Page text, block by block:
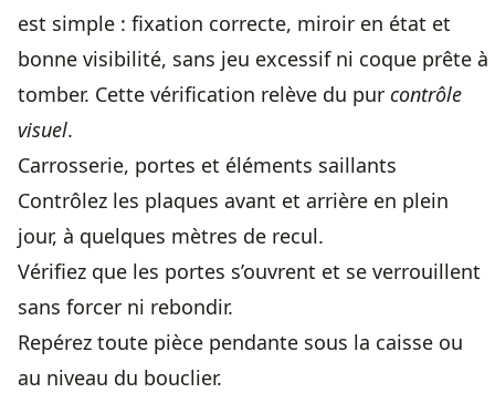
est simple : fixation correcte, miroir en état et
bonne visibilité, sans jeu excessif ni coque prête à
tomber. Cette vérification relève du pur contrôle
visuel.
Carrosserie, portes et éléments saillants
Contrôlez les plaques avant et arrière en plein
jour, à quelques mètres de recul.
Vérifiez que les portes s’ouvrent et se verrouillent
sans forcer ni rebondir.
Repérez toute pièce pendante sous la caisse ou
au niveau du bouclier.